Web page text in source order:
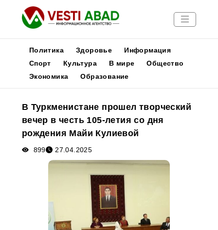
Новости
Медиа
Афиша
Политика Здоровье
Информация
Спорт
Культура В мире
Общество
Экономика
Образование
В Туркменистане прошел творческий
вечер в честь 105-летия со дня
рождения Майи Кулиевой
899 27.04.2025